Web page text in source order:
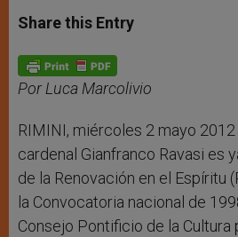
t
s
p
p
s
e
g
e
r
e
b
o
k
Share this Entry
Por Luca Marcolivio
RIMINI, miércoles 2 mayo 2012
cardenal Gianfranco Ravasi es
de la Renovación en el Espíritu
la Convocatoria nacional de
Consejo Pontificio de la Cultura